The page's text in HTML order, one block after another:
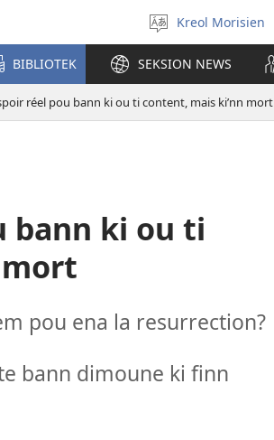
Swazir
lang
Kreol Morisien
BIBLIOTEK SEKSION NEWS
réel pou bann ki ou ti content, mais ki’nn mort
bann ki ou ti
pou ena la resurrection?
bann dimoune ki finn